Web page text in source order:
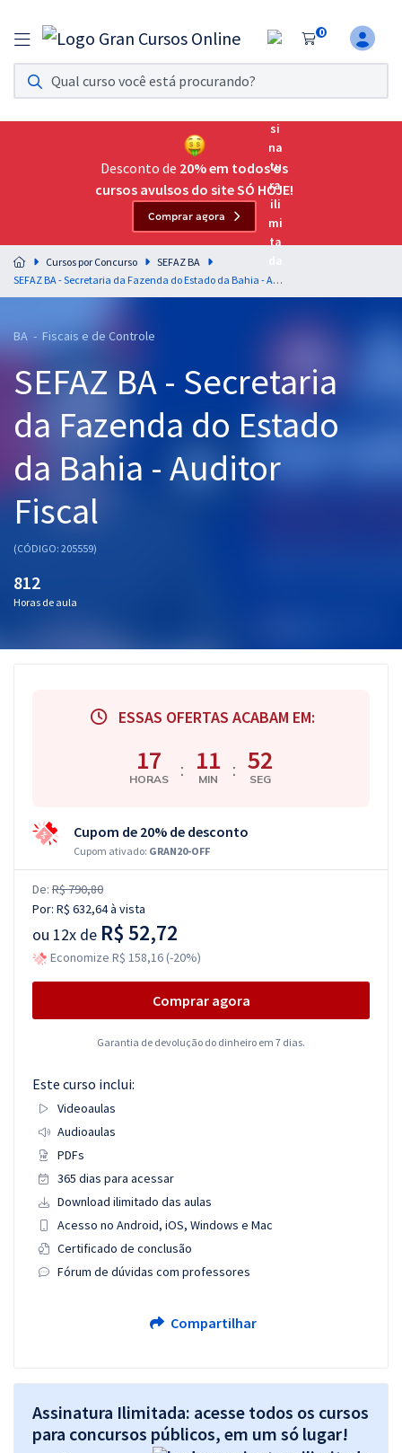
0
Assinatura Ilimitada 11
Acesso a todos os cursos. Teste grátis por 7 dias!
Assinatura OAB Até Passar
Acesso ilimitado a toda preparação para o Exame da
Residências Multiprofissionais
Preparação completa e intensiva para as principais
residências em saúde do Brasil
Cursos 20% OFF
Pós
Graduação
OAB
Questões grátis
Desconto de 20% em todos os
cursos avulsos do site SÓ HOJE!
Comprar agora
Cursos por Concurso
SEFAZ BA
SEFAZ BA - Secretaria da Fazenda do Estado da Bahia - Auditor Fiscal
BA - Fiscais e de Controle
SEFAZ BA - Secretaria
da Fazenda do Estado
da Bahia - Auditor
Fiscal
(CÓDIGO: 205559)
812
Horas de aula
ESSAS OFERTAS ACABAM EM:
17
HORAS : 11
MIN : 51
SEG
Cupom de 20% de desconto
Cupom ativado: GRAN20-OFF
De: R$ 790,80
Por: R$ 632,64à vista
ou 12x de R$ 52,72
Economize R$ 158,16 (-20%)
Comprar agora
Garantia de devolução do dinheiro em 7 dias.
Este curso inclui:
Videoaulas
Audioaulas
PDFs
365 dias para acessar
Download ilimitado das aulas
Acesso no Android, iOS, Windows e Mac
Certificado de conclusão
Fórum de dúvidas com professores
Compartilhar
Assinatura Ilimitada: acesse todos os cursos
para concursos públicos, em um só lugar!